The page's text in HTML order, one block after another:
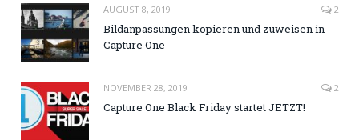
AUGUST 8, 2019 2
Bildanpassungen kopieren und zuweisen in
Capture One
NOVEMBER 28, 2019 2
Capture One Black Friday startet JETZT!